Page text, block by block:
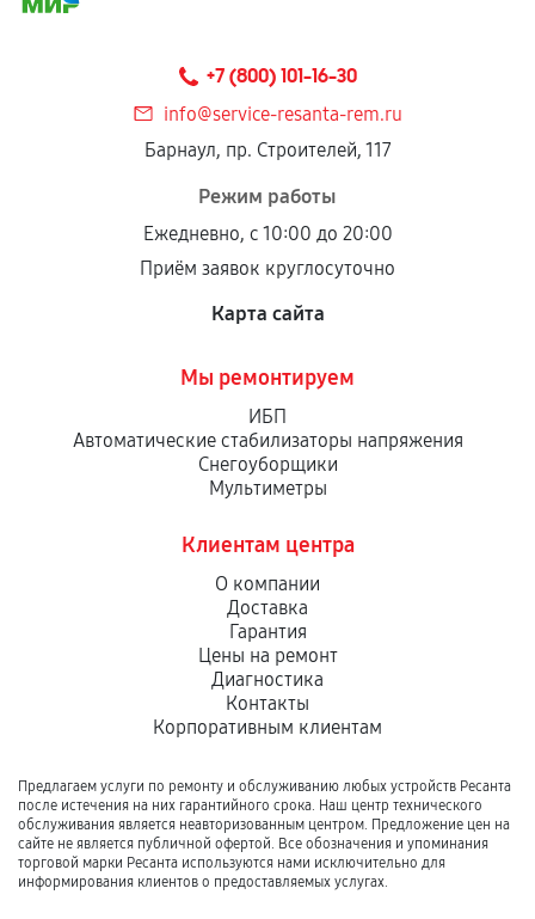
+7 (800) 101-16-30
info@service-resanta-rem.ru
Барнаул, пр. Строителей, 117
Режим работы
Ежедневно, с 10:00 до 20:00
Приём заявок круглосуточно
Карта сайта
Мы ремонтируем
ИБП
Автоматические стабилизаторы напряжения
Снегоуборщики
Мультиметры
Клиентам центра
О компании
Доставка
Гарантия
Цены на ремонт
Диагностика
Контакты
Корпоративным клиентам
Предлагаем услуги по ремонту и обслуживанию любых устройств Ресанта
после истечения на них гарантийного срока. Наш центр технического
обслуживания является неавторизованным центром. Предложение цен на
сайте не является публичной офертой. Все обозначения и упоминания
торговой марки Ресанта используются нами исключительно для
информирования клиентов о предоставляемых услугах.